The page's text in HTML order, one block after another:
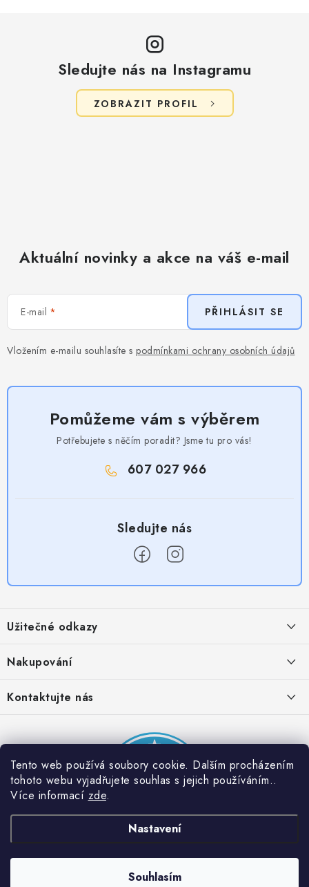
Tento web používá soubory cookie. Dalším procházením
tohoto webu vyjadřujete souhlas s jejich používáním..
Více informací zde.
Nastavení
Souhlasím
Sledujte nás na Instagramu
ZOBRAZIT PROFIL
Aktuální novinky a akce na váš e-mail
E-mail
Vložením e-mailu souhlasíte s podmínkami ochrany osobních údajů
PŘIHLÁSIT SE
Pomůžeme vám s výběrem
Potřebujete s něčím poradit? Jsme tu pro vás!
607 027 966
p
a
Užitečné odkazy
Obchodní podmínky
Provizní systém
Partner stránek: Super plecháček
Nakupování
Časté otázky
Podmínky akce 2 + 1 zdarma
Kontaktujte nás
Dobrý triko. Všechna práva vyhrazena.